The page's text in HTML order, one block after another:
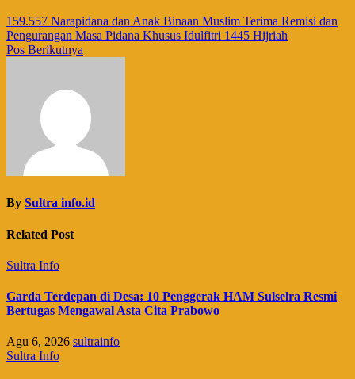
Navigasi
pos
159.557 Narapidana dan Anak Binaan Muslim Terima Remisi dan
Pengurangan Masa Pidana Khusus Idulfitri 1445 Hijriah
Pos Berikutnya
By Sultra info.id
Related Post
Sultra Info
Garda Terdepan di Desa: 10 Penggerak HAM Sulselra Resmi
Bertugas Mengawal Asta Cita Prabowo
Agu 6, 2026 sultrainfo
Sultra Info